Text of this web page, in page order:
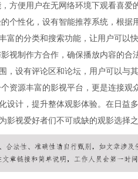
方便用户在无网络环境下观看喜爱
个性化，设有智能推荐系统，根
富的分类和搜索功能，让用户可以
视制作方合作，确保播放内容的
，设有评论区和论坛，用户可以与
资源丰富的影视平台，更是连接
设计，提升整体观影体验。在日益
影视爱好者们不可或缺的观影选择